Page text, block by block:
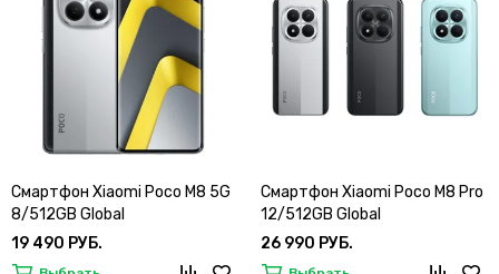
Смартфон Xiaomi Poco M8 5G
8/512GB Global
19 490 РУБ.
Смартфон Xiaomi Poco M8 Pro
12/512GB Global
26 990 РУБ.